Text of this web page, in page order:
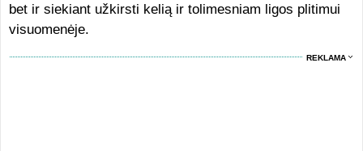
bet ir siekiant užkirsti kelią ir tolimesniam ligos plitimui
visuomenėje.
REKLAMA